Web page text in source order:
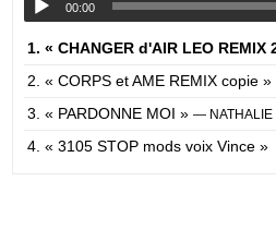
00:00
1.« CHANGER d'AIR LEO REMIX
2.« CORPS et AME REMIX copie »
3.« PARDONNE MOI »— NATHALIE
4.« 3105 STOP mods voix Vince »